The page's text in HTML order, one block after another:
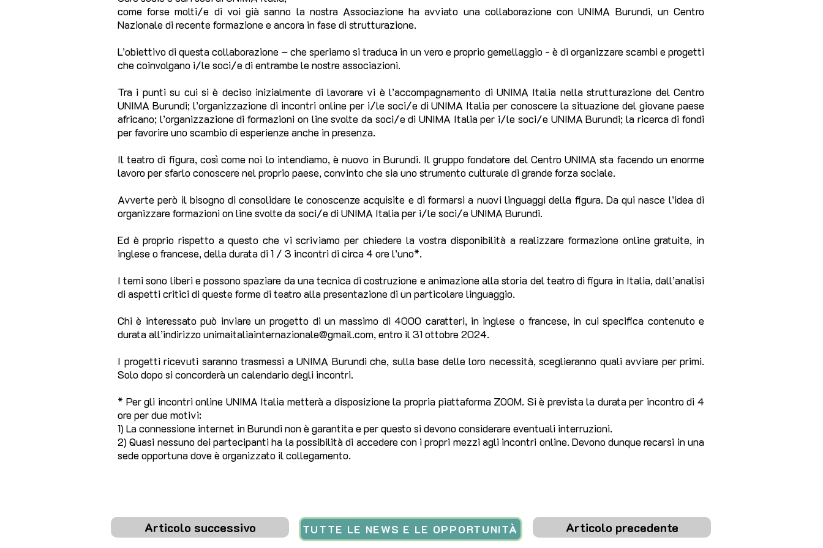
come forse molti/e di voi già sanno la nostra Associazione ha avviato una collaborazione con UNIMA Burundi, un Centro
Nazionale di recente formazione e ancora in fase di strutturazione.
L’obiettivo di questa collaborazione – che speriamo si traduca in un vero e proprio gemellaggio - è di organizzare scambi e progetti
che coinvolgano i/le soci/e di entrambe le nostre associazioni.
Tra i punti su cui si è deciso inizialmente di lavorare vi è l’accompagnamento di UNIMA Italia nella strutturazione del Centro
UNIMA Burundi; l’organizzazione di incontri online per i/le soci/e di UNIMA Italia per conoscere la situazione del giovane paese
africano; l’organizzazione di formazioni on line svolte da soci/e di UNIMA Italia per i/le soci/e UNIMA Burundi; la ricerca di fondi
per favorire uno scambio di esperienze anche in presenza.
Il teatro di figura, così come noi lo intendiamo, è nuovo in Burundi. Il gruppo fondatore del Centro UNIMA sta facendo un enorme
lavoro per sfarlo conoscere nel proprio paese, convinto che sia uno strumento culturale di grande forza sociale.
Avverte però il bisogno di consolidare le conoscenze acquisite e di formarsi a nuovi linguaggi della figura. Da qui nasce l’idea di
organizzare formazioni on line svolte da soci/e di UNIMA Italia per i/le soci/e UNIMA Burundi.
Ed è proprio rispetto a questo che vi scriviamo per chiedere la vostra disponibilità a realizzare formazione online gratuite, in
inglese o francese, della durata di 1 / 3 incontri di circa 4 ore l’uno*.
I temi sono liberi e possono spaziare da una tecnica di costruzione e animazione alla storia del teatro di figura in Italia, dall’analisi
di aspetti critici di queste forme di teatro alla presentazione di un particolare linguaggio.
Chi è interessato può inviare un progetto di un massimo di 4000 caratteri, in inglese o francese, in cui specifica contenuto e
durata all’indirizzounimaitaliainternazionale@gmail.com, entro il 31 ottobre 2024.
I progetti ricevuti saranno trasmessi a UNIMA Burundi che, sulla base delle loro necessità, sceglieranno quali avviare per primi.
Solo dopo si concorderà un calendario degli incontri.
* Per gli incontri online UNIMA Italia metterà a disposizione la propria piattaforma ZOOM. Si è prevista la durata per incontro di 4
ore per due motivi:
1) La connessione internet in Burundi non è garantita e per questo si devono considerare eventuali interruzioni.
2) Quasi nessuno dei partecipanti ha la possibilità di accedere con i propri mezzi agli incontri online. Devono dunque recarsi in una
sede opportuna dove è organizzato il collegamento.
Articolo successivo Articolo precedente
TUTTE LE NEWS E LE OPPORTUNITÀ